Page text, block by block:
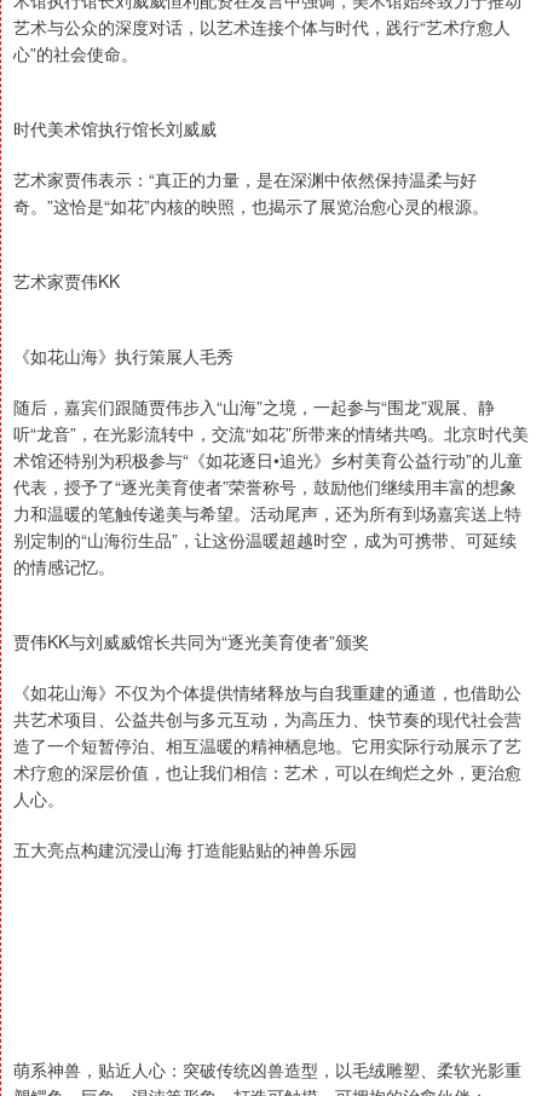
艺术与公众的深度对话，以艺术连接个体与时代，践行“艺术疗愈人
心”的社会使命。
时代美术馆执行馆长刘威威
艺术家贾伟表示：“真正的力量，是在深渊中依然保持温柔与好
奇。”这恰是“如花”内核的映照，也揭示了展览治愈心灵的根源。
艺术家贾伟KK
《如花山海》执行策展人毛秀
随后，嘉宾们跟随贾伟步入“山海”之境，一起参与“围龙”观展、静
听“龙音”，在光影流转中，交流“如花”所带来的情绪共鸣。北京时代美
术馆还特别为积极参与“《如花逐日•追光》乡村美育公益行动”的儿童
代表，授予了“逐光美育使者”荣誉称号，鼓励他们继续用丰富的想象
力和温暖的笔触传递美与希望。活动尾声，还为所有到场嘉宾送上特
别定制的“山海衍生品”，让这份温暖超越时空，成为可携带、可延续
的情感记忆。
贾伟KK与刘威威馆长共同为“逐光美育使者”颁奖
《如花山海》不仅为个体提供情绪释放与自我重建的通道，也借助公
共艺术项目、公益共创与多元互动，为高压力、快节奏的现代社会营
造了一个短暂停泊、相互温暖的精神栖息地。它用实际行动展示了艺
术疗愈的深层价值，也让我们相信：艺术，可以在绚烂之外，更治愈
人心。
五大亮点构建沉浸山海 打造能贴贴的神兽乐园
萌系神兽，贴近人心：突破传统凶兽造型，以毛绒雕塑、柔软光影重